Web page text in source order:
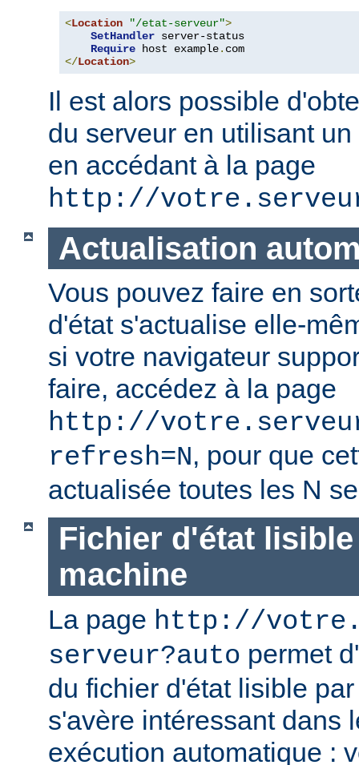
<Location "/etat-serveur">
SetHandler server-status
Require host example.
</Location>
Il est alors possible
du serveur en utilisant
en accédant à la page
http://
Actualisation
Vous pouvez faire en
d'état s'actualise elle-
si votre navigateur
faire, accédez à la page
http://
refresh=N, pour que
actualisée toutes les N
Fichier d'état
machine
La page http://
serveur?auto permet
du fichier d'état lisible
s'avère intéressant dans
exécution automatique :